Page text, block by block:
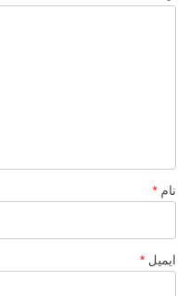
نام *
ایمیل *